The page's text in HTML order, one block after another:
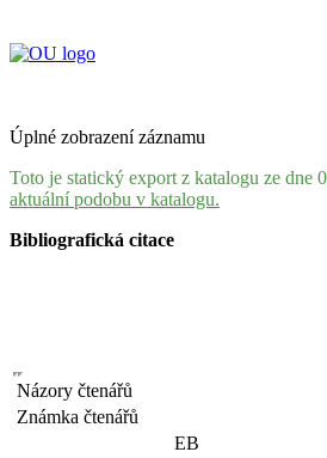
Úplné zobrazení záznamu
Toto je statický export z katalogu ze dne
aktuální podobu v katalogu.
Bibliografická citace
Názory čtenářů
Známka čtenářů
EB